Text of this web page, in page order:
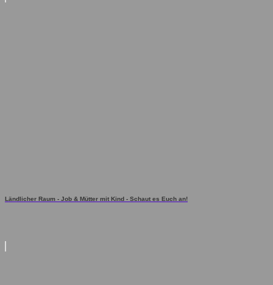
Ländlicher Raum - Job & Mütter mit Kind - Schaut es Euch an!